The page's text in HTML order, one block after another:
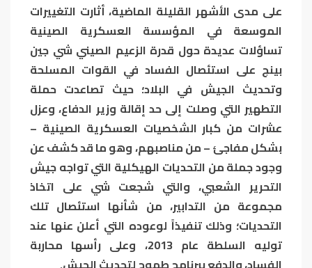
على مدى الأشهر القليلة الماضية، أثارت التغييرات
الموسعة في المؤسسة العسكرية الصينية
تساؤلات عديدة حول قدرة الزعيم الصيني شي جين
بينج على استئصال الفساد في القوات المسلحة
وتحديث الجيش في البلاد؛ حيث تصاعدت حملة
التطهير التي وصلت إلى حد إقالة وزير الدفاع، وعزل
عشرات من كبار الشخصيات العسكرية الصينية –
بشكل مفاجئ – من مناصبهم، وهو ما قد كشف عن
وجود جملة من التحديات الهيكلية التي تواجه جيش
التحرير الشعبي، والتي شجعت شي على اتخاذ
مجموعة من التدابير، من شأنها استئصال تلك
التحديات؛ وذلك تنفيذاً لوعوده التي أعلن عنها عند
توليه السلطة عام 2013، وعلى رأسها محاربة